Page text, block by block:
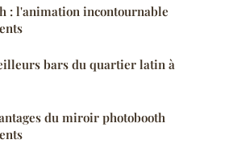
: l'animation incontournable
bars du quartier latin à
du miroir photobooth